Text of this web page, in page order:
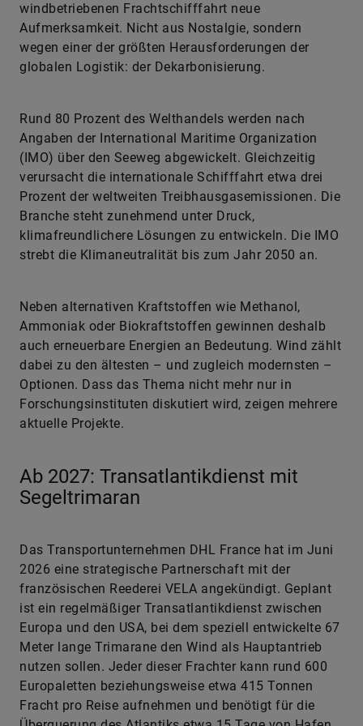
windbetriebenen Frachtschifffahrt neue
Aufmerksamkeit. Nicht aus Nostalgie, sondern
wegen einer der größten Herausforderungen der
globalen Logistik: der Dekarbonisierung.
Rund 80 Prozent des Welthandels werden nach
Angaben der International Maritime Organization
(IMO) über den Seeweg abgewickelt. Gleichzeitig
verursacht die internationale Schifffahrt etwa drei
Prozent der weltweiten Treibhausgasemissionen. Die
Branche steht zunehmend unter Druck,
klimafreundlichere Lösungen zu entwickeln. Die IMO
strebt die Klimaneutralität bis zum Jahr 2050 an.
Neben alternativen Kraftstoffen wie Methanol,
Ammoniak oder Biokraftstoffen gewinnen deshalb
auch erneuerbare Energien an Bedeutung. Wind zählt
dabei zu den ältesten – und zugleich modernsten –
Optionen. Dass das Thema nicht mehr nur in
Forschungsinstituten diskutiert wird, zeigen mehrere
aktuelle Projekte.
Ab 2027: Transatlantikdienst mit
Segeltrimaran
Das Transportunternehmen DHL France hat im Juni
2026 eine strategische Partnerschaft mit der
französischen Reederei VELA angekündigt. Geplant
ist ein regelmäßiger Transatlantikdienst zwischen
Europa und den USA, bei dem speziell entwickelte 67
Meter lange Trimarane den Wind als Hauptantrieb
nutzen sollen. Jeder dieser Frachter kann rund 600
Europaletten beziehungsweise etwa 415 Tonnen
Fracht pro Reise aufnehmen und benötigt für die